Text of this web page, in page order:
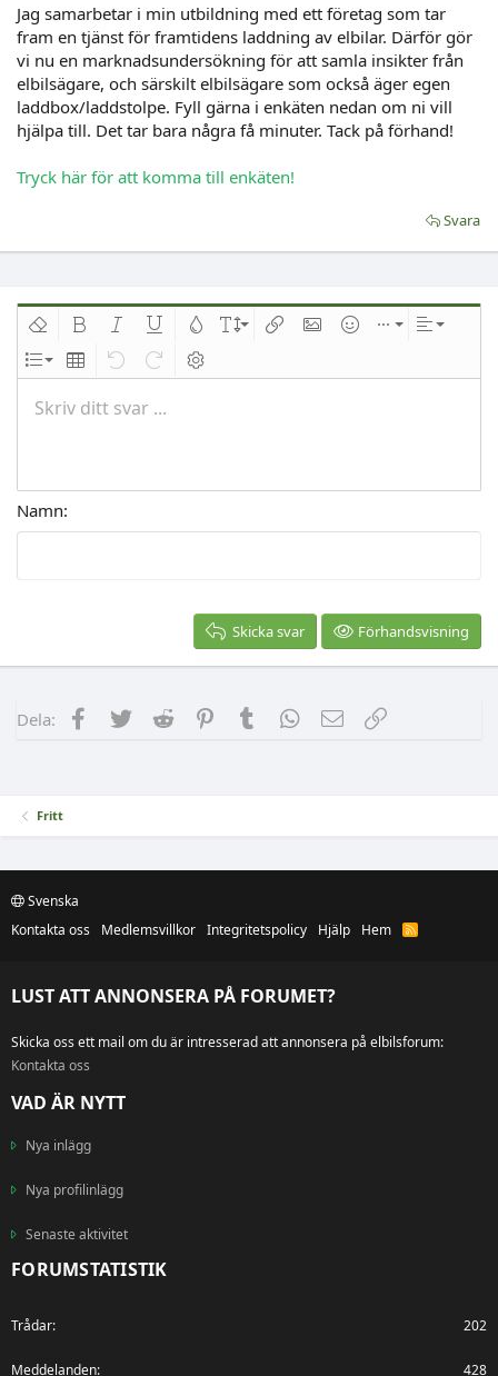
Jag samarbetar i min utbildning med ett företag som tar
fram en tjänst för framtidens laddning av elbilar. Därför gör
vi nu en marknadsundersökning för att samla insikter från
elbilsägare, och särskilt elbilsägare som också äger egen
laddbox/laddstolpe. Fyll gärna i enkäten nedan om ni vill
hjälpa till. Det tar bara några få minuter. Tack på förhand!
Tryck här för att komma till enkäten!
Svara
Ta bort formatering
Djärv KursivUnderstrykning
Text färg
ListaInsert table
ÅngraRedoVäxla BB-kod
Skriv ditt svar ...
Namn
Skicka svar Förhandsvisning
Dela: Facebook
TwitterReddit PinterestTumblrWhatsApp
E-postLänk
Fritt
Svenska
Kontakta oss
Medlemsvillkor Integritetspolicy Hjälp Hem
R
LUST ATT ANNONSERA PÅ FORUMET?
Skicka oss ett mail om du är intresserad att annonsera på elbilsforum:
Kontakta oss
VAD ÄR NYTT
Nya inlägg
Nya profilinlägg
Senaste aktivitet
FORUMSTATISTIK
Trådar 202
Meddelanden 428